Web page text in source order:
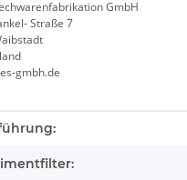
GmbH
Straße 7
gmbh.de